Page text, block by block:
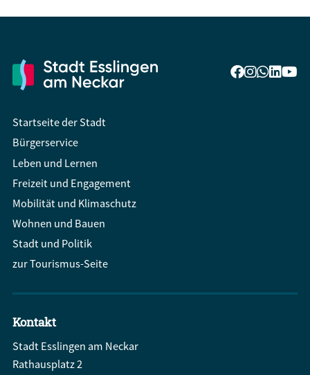
Startseite der Stadt
Bürgerservice
Leben und Lernen
Freizeit und Engagement
Mobilität und Klimaschutz
Wohnen und Bauen
Stadt und Politik
zur Tourismus-Seite
Kontakt
Stadt Esslingen am Neckar
Rathausplatz 2